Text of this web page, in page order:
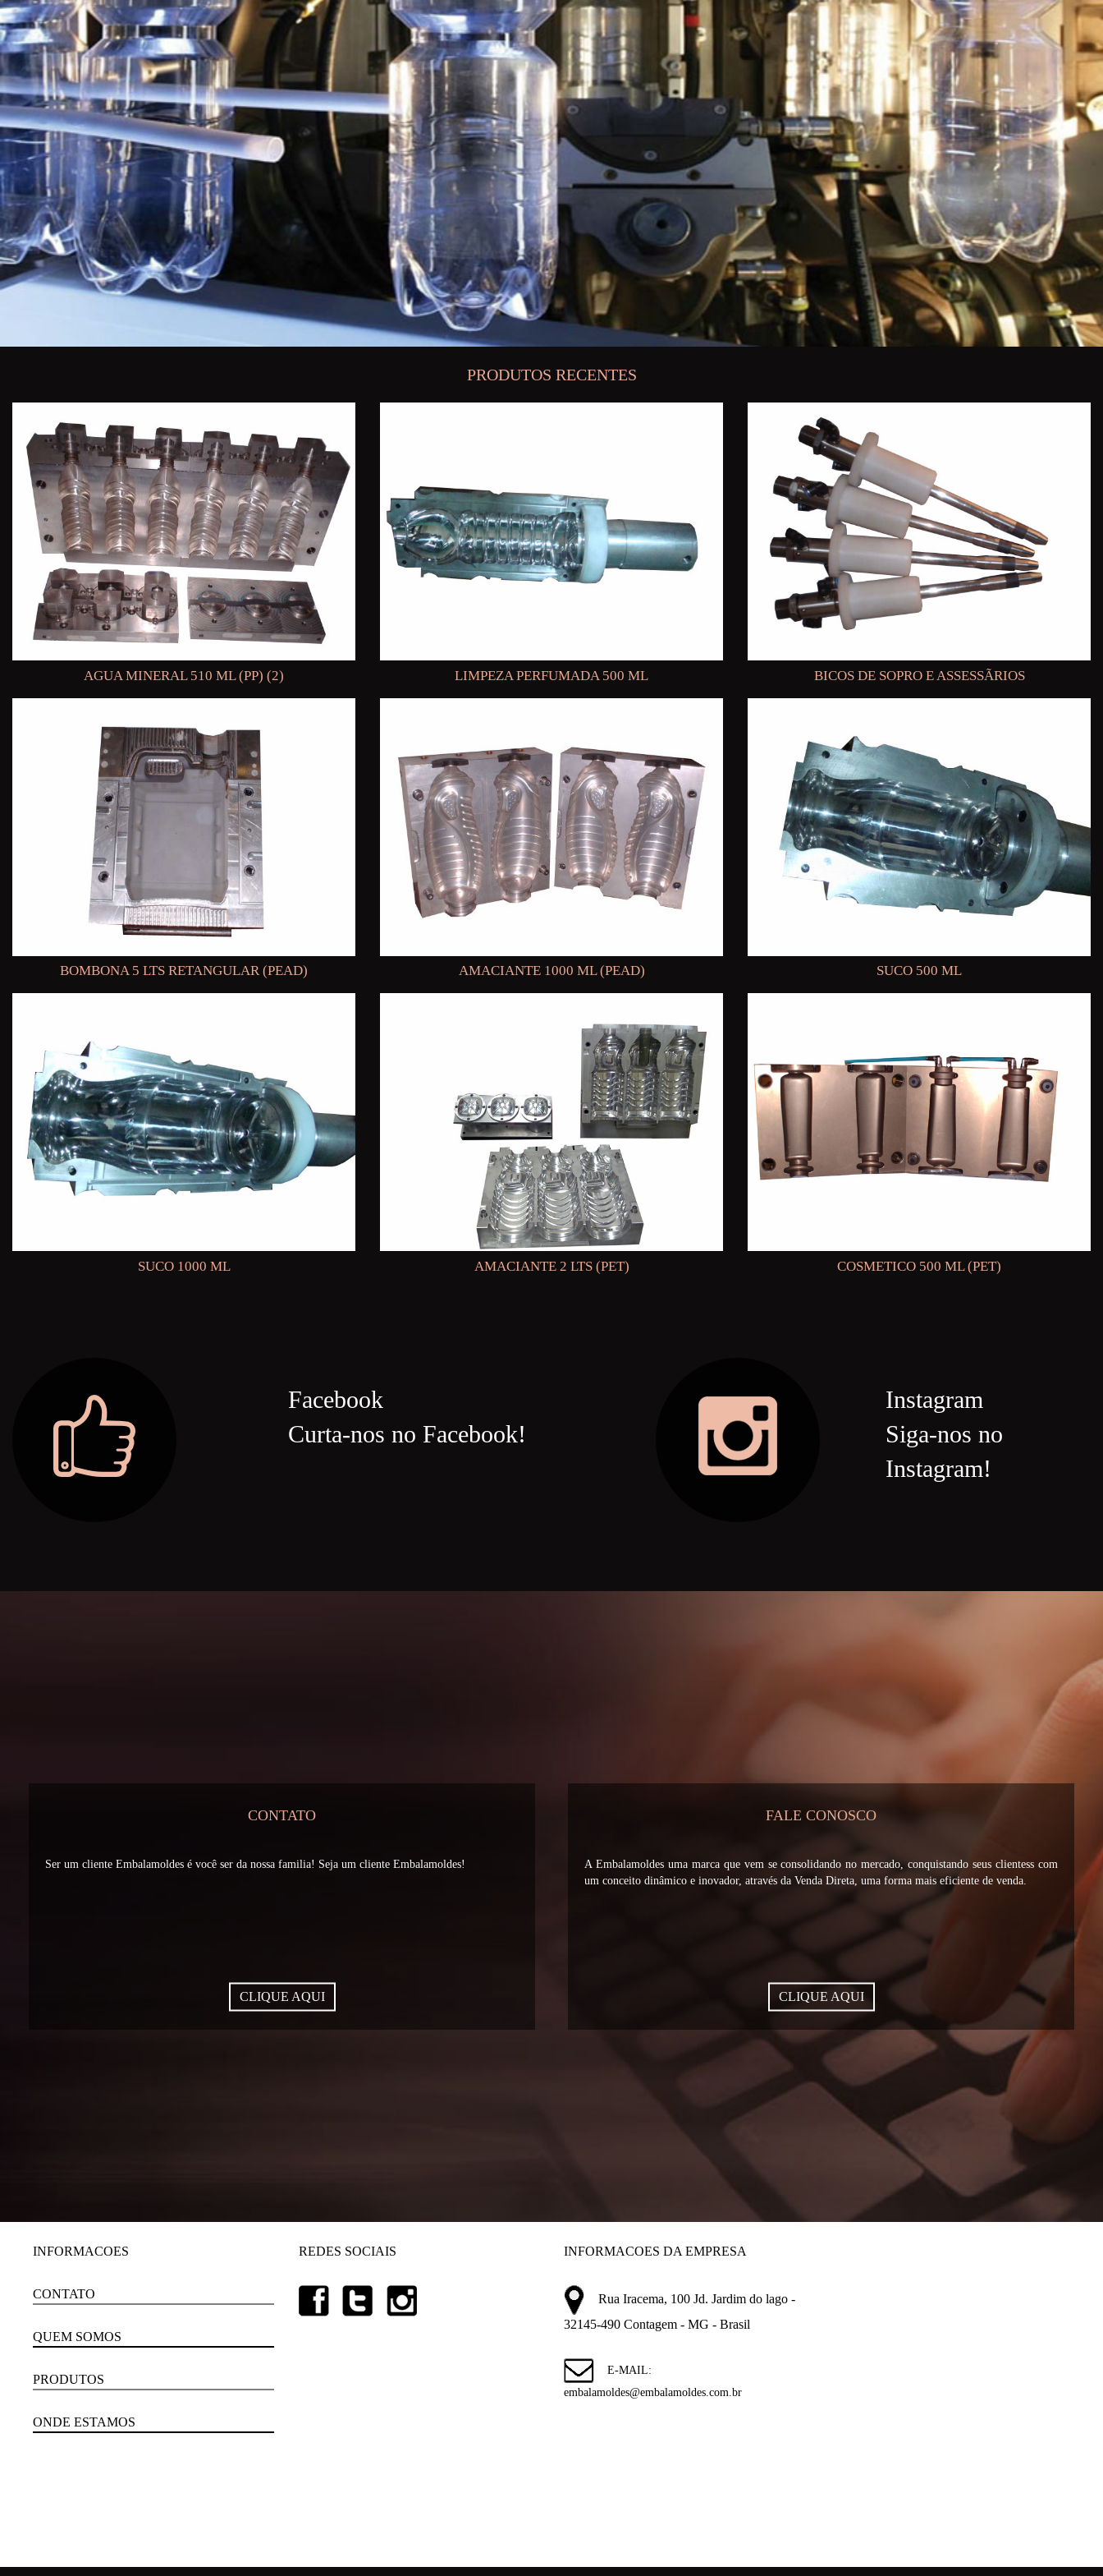
PRODUTOS RECENTES
AGUA MINERAL 510 ML (PP) (2) LIMPEZA PERFUMADA 500 ML BICOS DE SOPRO E ASSESSÃRIOS
BOMBONA 5 LTS RETANGULAR (PEAD) AMACIANTE 1000 ML (PEAD) SUCO 500 ML
SUCO 1000 ML AMACIANTE 2 LTS (PET) COSMETICO 500 ML (PET)
Facebook
Curta-nos no Facebook!
Instagram
Siga-nos no
Instagram!
CONTATO
Ser um cliente Embalamoldes é você ser da nossa familia! Seja um cliente Embalamoldes!
CLIQUE AQUI
FALE CONOSCO
A Embalamoldes uma marca que vem se consolidando no mercado, conquistando seus clientess com
um conceito dinâmico e inovador, através da Venda Direta, uma forma mais eficiente de venda.
CLIQUE AQUI
INFORMACOES
CONTATO
QUEM SOMOS
PRODUTOS
ONDE ESTAMOS
REDES SOCIAIS INFORMACOES DA EMPRESA
Rua Iracema, 100 Jd. Jardim do lago -
32145-490 Contagem - MG - Brasil
E-MAIL:
embalamoldes@embalamoldes.com.br